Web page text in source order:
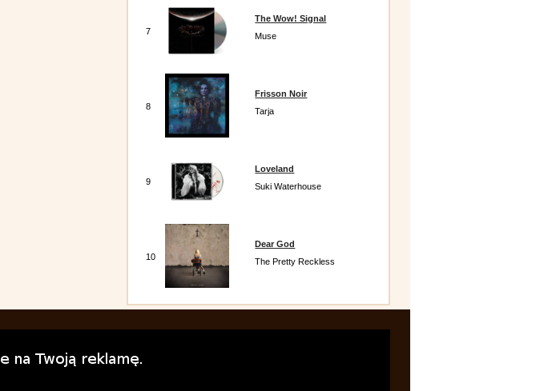
7
The Wow! Signal
Muse
8
Frisson Noir
Tarja
9
Loveland
Suki Waterhouse
10
Dear God
The Pretty Reckless